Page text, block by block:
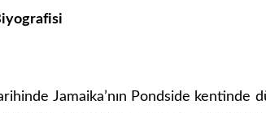
Jamaika’nın Pondside kentinde